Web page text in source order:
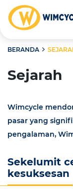
BERANDA
Sejarah
Wimcycle
pasar yang
pengalaman,
Sekelumit
kesuksesan